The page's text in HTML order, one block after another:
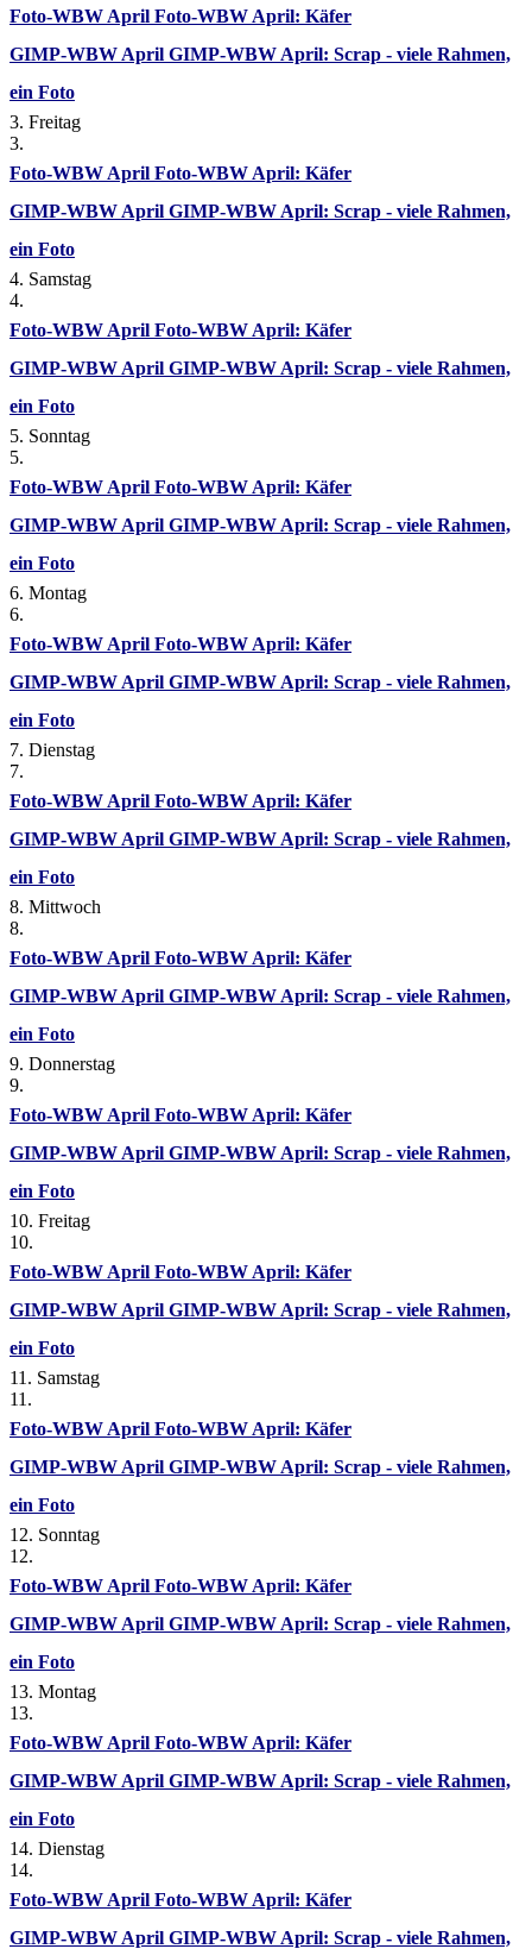
Foto-WBW April Foto-WBW April: Käfer
GIMP-WBW April GIMP-WBW April: Scrap - viele Rahmen,
ein Foto
3. Freitag
3.
Foto-WBW April Foto-WBW April: Käfer
GIMP-WBW April GIMP-WBW April: Scrap - viele Rahmen,
ein Foto
4. Samstag
4.
Foto-WBW April Foto-WBW April: Käfer
GIMP-WBW April GIMP-WBW April: Scrap - viele Rahmen,
ein Foto
5. Sonntag
5.
Foto-WBW April Foto-WBW April: Käfer
GIMP-WBW April GIMP-WBW April: Scrap - viele Rahmen,
ein Foto
6. Montag
6.
Foto-WBW April Foto-WBW April: Käfer
GIMP-WBW April GIMP-WBW April: Scrap - viele Rahmen,
ein Foto
7. Dienstag
7.
Foto-WBW April Foto-WBW April: Käfer
GIMP-WBW April GIMP-WBW April: Scrap - viele Rahmen,
ein Foto
8. Mittwoch
8.
Foto-WBW April Foto-WBW April: Käfer
GIMP-WBW April GIMP-WBW April: Scrap - viele Rahmen,
ein Foto
9. Donnerstag
9.
Foto-WBW April Foto-WBW April: Käfer
GIMP-WBW April GIMP-WBW April: Scrap - viele Rahmen,
ein Foto
10. Freitag
10.
Foto-WBW April Foto-WBW April: Käfer
GIMP-WBW April GIMP-WBW April: Scrap - viele Rahmen,
ein Foto
11. Samstag
11.
Foto-WBW April Foto-WBW April: Käfer
GIMP-WBW April GIMP-WBW April: Scrap - viele Rahmen,
ein Foto
12. Sonntag
12.
Foto-WBW April Foto-WBW April: Käfer
GIMP-WBW April GIMP-WBW April: Scrap - viele Rahmen,
ein Foto
13. Montag
13.
Foto-WBW April Foto-WBW April: Käfer
GIMP-WBW April GIMP-WBW April: Scrap - viele Rahmen,
ein Foto
14. Dienstag
14.
Foto-WBW April Foto-WBW April: Käfer
GIMP-WBW April GIMP-WBW April: Scrap - viele Rahmen,